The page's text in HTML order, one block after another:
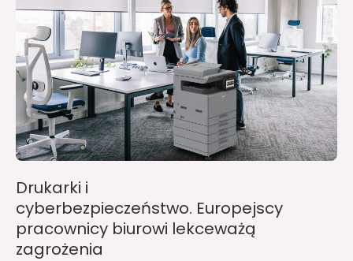
Drukarki i
cyberbezpieczeństwo. Europejscy
pracownicy biurowi lekceważą
zagrożenia
pracownicy
biurowi
lekceważą
zagrożenia